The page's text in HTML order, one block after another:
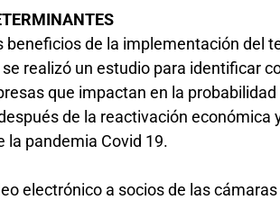
beneficios de la implementación del
realizó un estudio para identificar
que impactan en la
de la reactivación económica
la pandemia Covid 19.
electrónico a socios de las